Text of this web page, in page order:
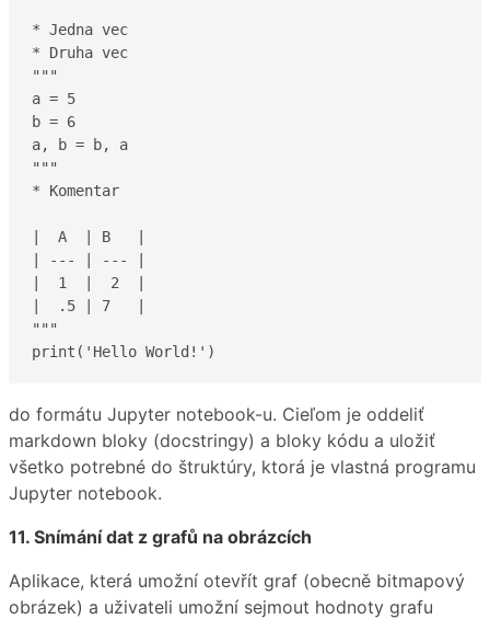
* Jedna vec
* Druha vec
"""
a = 5
b = 6
a, b = b, a
"""
* Komentar
|  A  | B   |
| --- | --- |
|  1  |  2  |
|  .5 | 7   |
"""
print('Hello World!')
do formátu Jupyter notebook-u. Cieľom je oddeliť
markdown bloky (docstringy) a bloky kódu a uložiť
všetko potrebné do štruktúry, ktorá je vlastná programu
Jupyter notebook.
11. Snímání dat z grafů na obrázcích
Aplikace, která umožní otevřít graf (obecně bitmapový
obrázek) a uživateli umožní sejmout hodnoty grafu